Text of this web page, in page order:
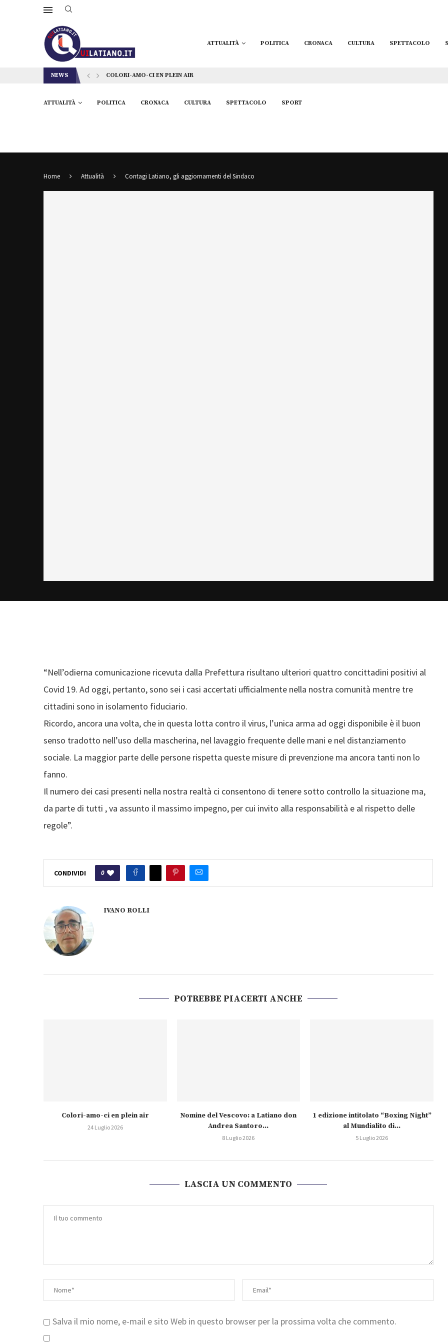
ATTUALITÀ POLITICA CRONACA CULTURA SPETTACOLO
NEWS COLORI-AMO-CI EN PLEIN AIR
ATTUALITÀ POLITICA CRONACA CULTURA SPETTACOLO SPORT
Home Attualità Contagi Latiano, gli aggiornamenti del Sindaco
“Nell’odierna comunicazione ricevuta dalla Prefettura risultano ulteriori quattro concittadini positivi al
Covid 19. Ad oggi, pertanto, sono sei i casi accertati ufficialmente nella nostra comunità mentre tre
cittadini sono in isolamento fiduciario.
Ricordo, ancora una volta, che in questa lotta contro il virus, l’unica arma ad oggi disponibile è il buon
senso tradotto nell’uso della mascherina, nel lavaggio frequente delle mani e nel distanziamento
sociale. La maggior parte delle persone rispetta queste misure di prevenzione ma ancora tanti non lo
fanno.
Il numero dei casi presenti nella nostra realtà ci consentono di tenere sotto controllo la situazione ma,
da parte di tutti , va assunto il massimo impegno, per cui invito alla responsabilità e al rispetto delle
regole”.
CONDIVIDI 0
IVANO ROLLI
POTREBBE PIACERTI ANCHE
Colori-amo-ci en plein air
24 Luglio 2026
Nomine del Vescovo: a Latiano don
Andrea Santoro...
8 Luglio 2026
1 edizione intitolato “Boxing Night”
al Mundialito di...
5 Luglio 2026
LASCIA UN COMMENTO
Salva il mio nome, e-mail e sito Web in questo browser per la prossima volta che commento.